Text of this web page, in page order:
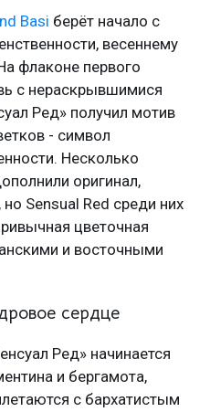
Basi берёт начало с
весеннему
флаконе первого
с нераскрывшимися
Ред» получил мотив
- символ
Несколько
оригинал,
Sensual Red среди них
цветочная
и восточными
сердце
Ред» начинается
и бергамота,
с бархатистым